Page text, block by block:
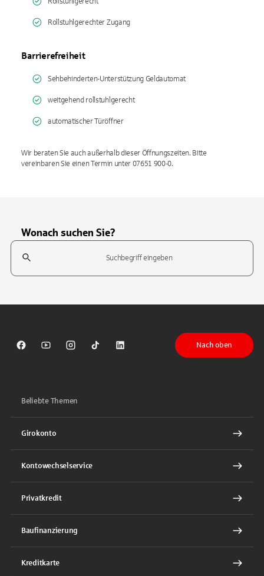
Rollstuhlgerechter Zugang
Barrierefreiheit
Sehbehinderten-Unterstützung Geldautomat
weitgehend rollstuhlgerecht
automatischer Türöffner
Wir beraten Sie auch außerhalb dieser Öffnungszeiten. Bitte
vereinbaren Sie einen Termin unter 07651 900-0.
Wonach suchen Sie?
Suchfeld
Sparkasse auf Facebook
Sparkasse auf Youtube
Sparkasse auf Instagram
Sparkasse auf TikTok
Sparkasse auf LinkedIn
Nach oben
Beliebte Themen
Girokonto
Kontowechselservice
Privatkredit
Baufinanzierung
Kreditkarte